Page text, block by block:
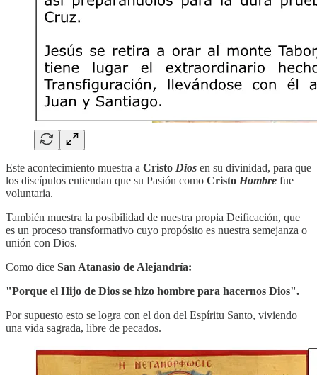
Este acontecimiento muestra a Cristo Dios en su divinidad, para que
los discípulos entiendan que su Pasión como Cristo Hombre fue
voluntaria.
También muestra la posibilidad de nuestra propia Deificación, que
es un proceso transformativo cuyo propósito es nuestra semejanza o
unión con Dios.
Como dice San Atanasio de Alejandría:
"Porque el Hijo de Dios se hizo hombre para hacernos Dios".
Por supuesto esto se logra con el don del Espíritu Santo, viviendo
una vida sagrada, libre de pecados.